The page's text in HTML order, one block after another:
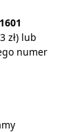
zł) lub
numer